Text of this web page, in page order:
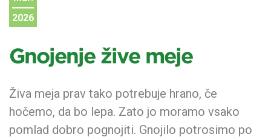
2026
Gnojenje žive meje
Živa meja prav tako potrebuje hrano, če
hočemo, da bo lepa. Zato jo moramo vsako
pomlad dobro pognojiti. Gnojilo potrosimo po